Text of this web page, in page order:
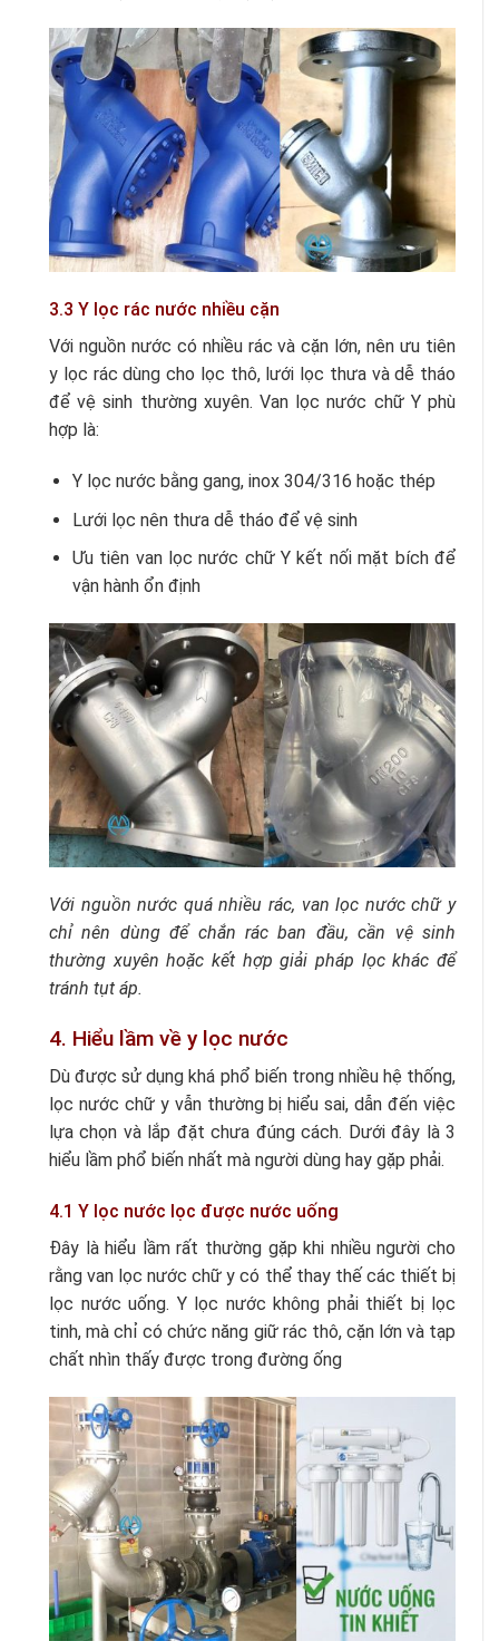
3.3 Y lọc rác nước nhiều cặn
Với nguồn nước có nhiều rác và cặn lớn, nên ưu tiên
y lọc rác dùng cho lọc thô, lưới lọc thưa và dễ tháo
để vệ sinh thường xuyên. Van lọc nước chữ Y phù
hợp là:
Y lọc nước bằng gang, inox 304/316 hoặc thép
Lưới lọc nên thưa dễ tháo để vệ sinh
Ưu tiên van lọc nước chữ Y kết nối mặt bích để
vận hành ổn định
Với nguồn nước quá nhiều rác, van lọc nước chữ y
chỉ nên dùng để chắn rác ban đầu, cần vệ sinh
thường xuyên hoặc kết hợp giải pháp lọc khác để
tránh tụt áp.
4. Hiểu lầm về y lọc nước
Dù được sử dụng khá phổ biến trong nhiều hệ thống,
lọc nước chữ y vẫn thường bị hiểu sai, dẫn đến việc
lựa chọn và lắp đặt chưa đúng cách. Dưới đây là 3
hiểu lầm phổ biến nhất mà người dùng hay gặp phải.
4.1 Y lọc nước lọc được nước uống
Đây là hiểu lầm rất thường gặp khi nhiều người cho
rằng van lọc nước chữ y có thể thay thế các thiết bị
lọc nước uống. Y lọc nước không phải thiết bị lọc
tinh, mà chỉ có chức năng giữ rác thô, cặn lớn và tạp
chất nhìn thấy được trong đường ống